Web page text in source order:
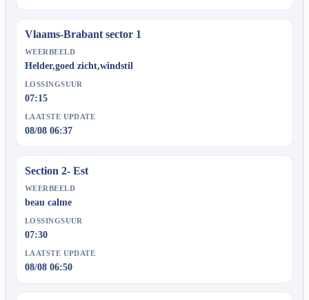
Vlaams-Brabant sector 1
WEERBEELD
Helder,goed zicht,windstil
LOSSINGSUUR
07:15
LAATSTE UPDATE
08/08 06:37
Section 2- Est
WEERBEELD
beau calme
LOSSINGSUUR
07:30
LAATSTE UPDATE
08/08 06:50